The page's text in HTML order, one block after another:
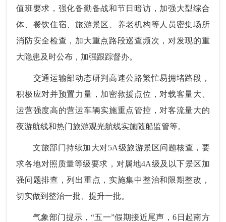
值班要求，强化备勤备战和节日暗访，加强大型综合
体、餐饮住宿、旅游景区、养老机构等人员密集场所
消防安全检查，加大重点路段巡查频次，对发现的重
大隐患及时公布，加强跟踪督办。
交通运输部动态研判高速公路繁忙易拥堵路段，
积极应对并预置力量，加密救援点位，对载客量大、
运营强度高的营运车辆实施重点管控，对客流量大的
夜游航线和热门旅游观光航线实施随船监管等。
文旅部门持续加大对5A级旅游景区问题核查，要
求各地对照质量等级要求，对属地4A级及以下景区加
强问题排查，列出重点，实施集中整治和限期整改，
切实做到整治一批、提升一批。
气象部门提示，“五一”假期接近尾声，6日起南方